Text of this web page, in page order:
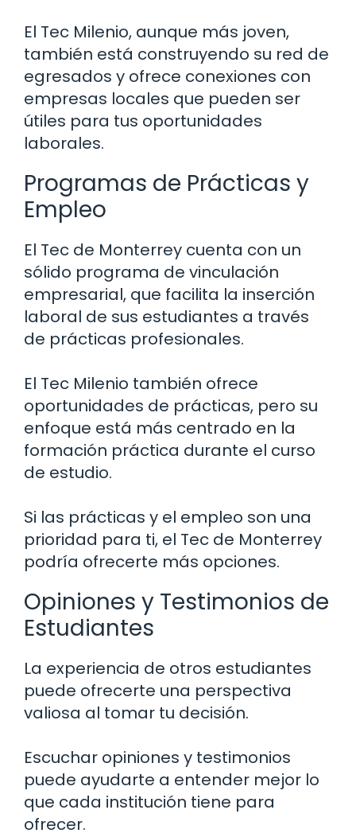
El Tec Milenio, aunque más joven,
también está construyendo su red de
egresados y ofrece conexiones con
empresas locales que pueden ser
útiles para tus oportunidades
laborales.
Programas de Prácticas y
Empleo
El Tec de Monterrey cuenta con un
sólido programa de vinculación
empresarial, que facilita la inserción
laboral de sus estudiantes a través
de prácticas profesionales.
El Tec Milenio también ofrece
oportunidades de prácticas, pero su
enfoque está más centrado en la
formación práctica durante el curso
de estudio.
Si las prácticas y el empleo son una
prioridad para ti, el Tec de Monterrey
podría ofrecerte más opciones.
Opiniones y Testimonios de
Estudiantes
La experiencia de otros estudiantes
puede ofrecerte una perspectiva
valiosa al tomar tu decisión.
Escuchar opiniones y testimonios
puede ayudarte a entender mejor lo
que cada institución tiene para
ofrecer.